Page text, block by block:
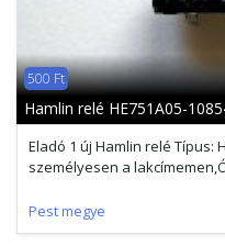
500 Ft
Hamlin relé HE751A05-
Eladó 1 új Hamlin relé Típus:
személyesen a
Pest megye